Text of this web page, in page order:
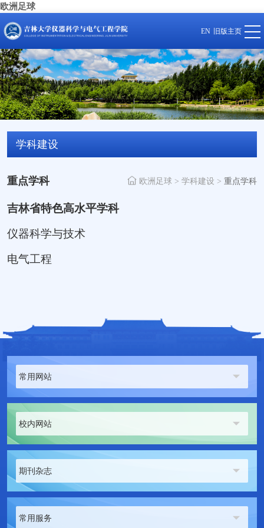
欧洲足球
EN 旧版主页
学科建设
重点学科 欧洲足球 > 学科建设 > 重点学科
吉林省特色高水平学科
仪器科学与技术
电气工程
常用网站
校内网站
期刊杂志
常用服务